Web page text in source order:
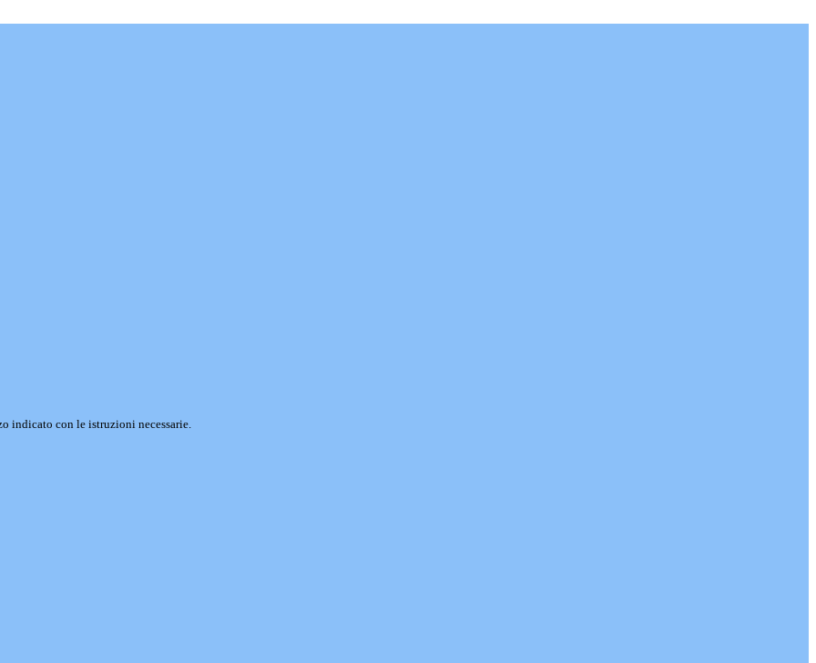
indicato con le istruzioni necessarie.